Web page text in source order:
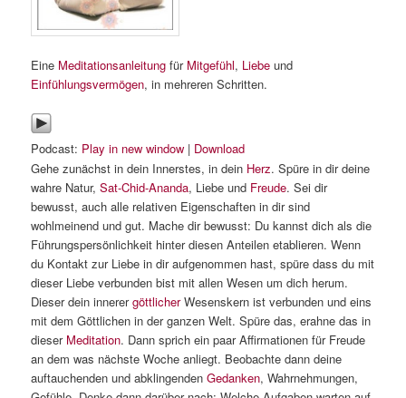
Eine Meditationsanleitung für Mitgefühl, Liebe und
Einfühlungsvermögen, in mehreren Schritten.
Podcast: Play in new window | Download
Gehe zunächst in dein Innerstes, in dein Herz. Spüre in dir deine
wahre Natur,Sat-Chid-Ananda, Liebe und Freude. Sei dir
bewusst, auch alle relativen Eigenschaften in dir sind
wohlmeinend und gut. Mache dir bewusst: Du kannst dich als die
Führungspersönlichkeit hinter diesen Anteilen etablieren. Wenn
du Kontakt zur Liebe in dir aufgenommen hast, spüre dass du mit
dieser Liebe verbunden bist mit allen Wesen um dich herum.
Dieser dein innerergöttlicherWesenskern ist verbunden und eins
mit dem Göttlichen in der ganzen Welt. Spüre das, erahne das in
dieser Meditation. Dann sprich ein paar Affirmationen für Freude
an dem was nächste Woche anliegt. Beobachte dann deine
auftauchenden und abklingendenGedanken, Wahrnehmungen,